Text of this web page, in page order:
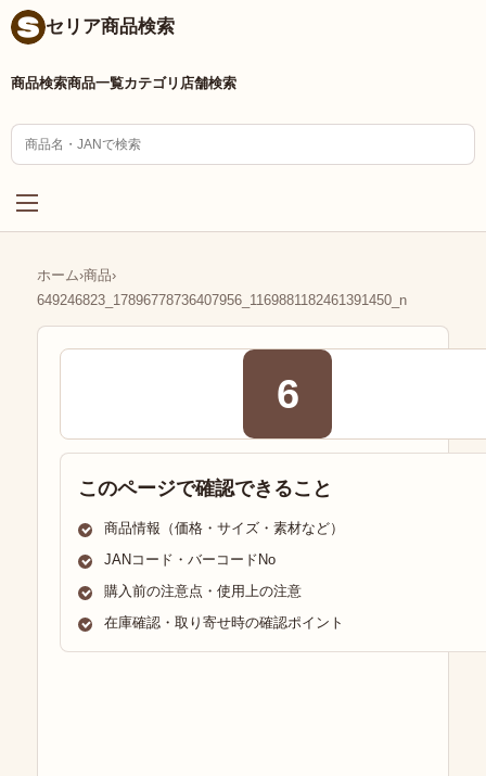
セリア商品検索
商品検索商品一覧カテゴリ 店舗検索
ホーム›商品›
649246823_17896778736407956_1169881182461391450_n
6
このページで確認できること
商品情報（価格・サイズ・素材など）
JANコード・バーコードNo
購入前の注意点・使用上の注意
在庫確認・取り寄せ時の確認ポイント